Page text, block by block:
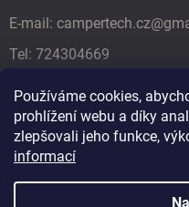
Používáme cookies,
prohlížení webu a díky
zlepšovali jeho funkce,
informací
E-mail: campertech.cz@
Tel: 724304669